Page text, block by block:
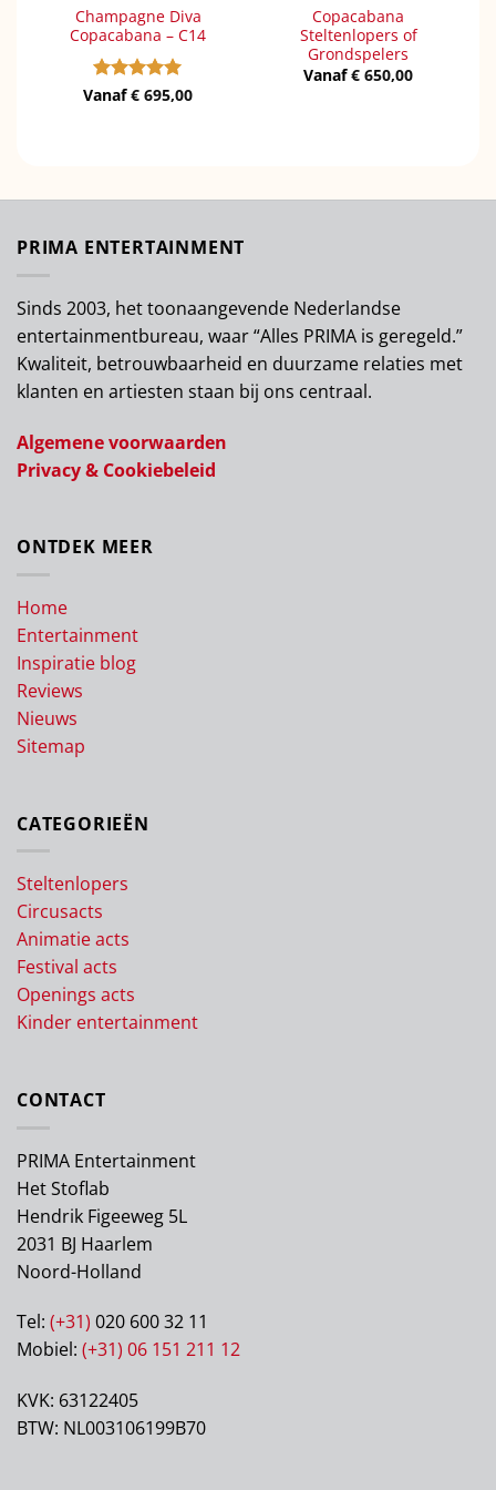
Champagne Diva
Copacabana – C14
Gewaardeerd
Vanaf€ 695,00
Copacabana
Steltenlopers of
Grondspelers
Vanaf€ 650,00
PRIMA ENTERTAINMENT
Sinds 2003, het toonaangevende Nederlandse
entertainmentbureau, waar “Alles PRIMA is geregeld.”
Kwaliteit, betrouwbaarheid en duurzame relaties met
klanten en artiesten staan bij ons centraal.
Algemene voorwaarden
Privacy & Cookiebeleid
ONTDEK MEER
Home
Entertainment
Inspiratie blog
Reviews
Nieuws
Sitemap
CATEGORIEËN
Steltenlopers
Circusacts
Animatie acts
Festival acts
Openings acts
Kinder entertainment
CONTACT
PRIMA Entertainment
Het Stoflab
Hendrik Figeeweg 5L
2031 BJ Haarlem
Noord-Holland
Tel: (+31) 020 600 32 11
Mobiel: (+31) 06 151 211 12
KVK: 63122405
BTW: NL003106199B70